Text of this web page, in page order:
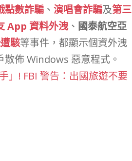
點數詐騙 、 演唱會詐騙及第三
App 資料外洩 、 國泰航空亞
駭等事件，都顯示個資外洩
佈 Windows 惡意程式。
」! FBI 警告：出國旅遊不要